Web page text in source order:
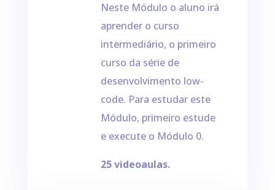
Neste Módulo o aluno irá
aprender o curso
intermediário, o primeiro
curso da série de
desenvolvimento low-
code. Para estudar este
Módulo, primeiro estude
e execute o Módulo 0.
25 videoaulas.